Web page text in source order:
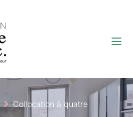
Collocation à quatre